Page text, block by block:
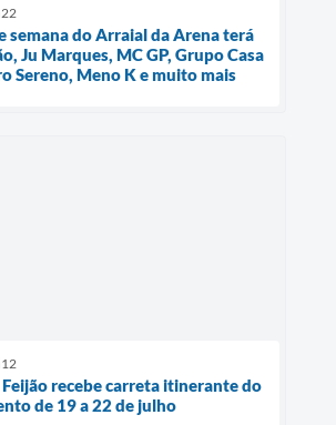
semana do Arraial da Arena terá
Ju Marques, MC GP, Grupo Casa
Sereno, Meno K e muito mais
recebe carreta itinerante do
de 19 a 22 de julho